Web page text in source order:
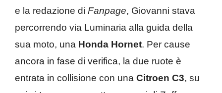
e la redazione di Fanpage, Giovanni stava
percorrendo via Luminaria alla guida della
sua moto, una Honda Hornet. Per cause
ancora in fase di verifica, la due ruote è
entrata in collisione con una Citroen C3, su